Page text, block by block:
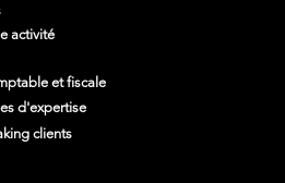
avantageuse, mais à
encadrer correctement
activité
et fiscale
d'expertise
clients